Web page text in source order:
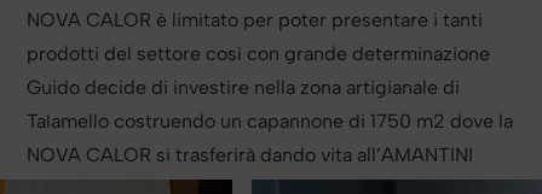
NOVA CALOR è limitato per poter presentare i tanti
prodotti del settore così con grande determinazione
Guido decide di investire nella zona artigianale di
Talamello costruendo un capannone di 1750 m2 dove la
NOVA CALOR si trasferirà dando vita all’AMANTINI